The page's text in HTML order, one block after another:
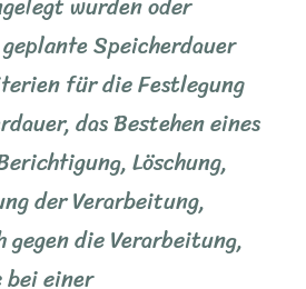
Speicherdauer
für die Festlegung
das Bestehen eines
Löschung,
der Verarbeitung,
gegen die Verarbeitung,
bei einer